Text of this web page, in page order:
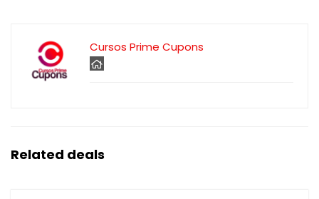
Cursos Prime Cupons
Related deals